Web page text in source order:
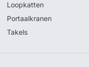
Loopkatten
Portaalkranen
Takels